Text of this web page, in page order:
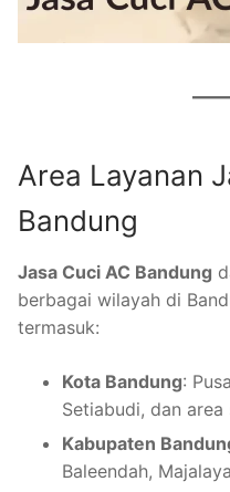
Area Layanan
Bandung
Jasa Cuci AC Bandung
berbagai wilayah di
termasuk:
Kota Bandung:
Setiabudi, dan area
Kabupaten
Baleendah,